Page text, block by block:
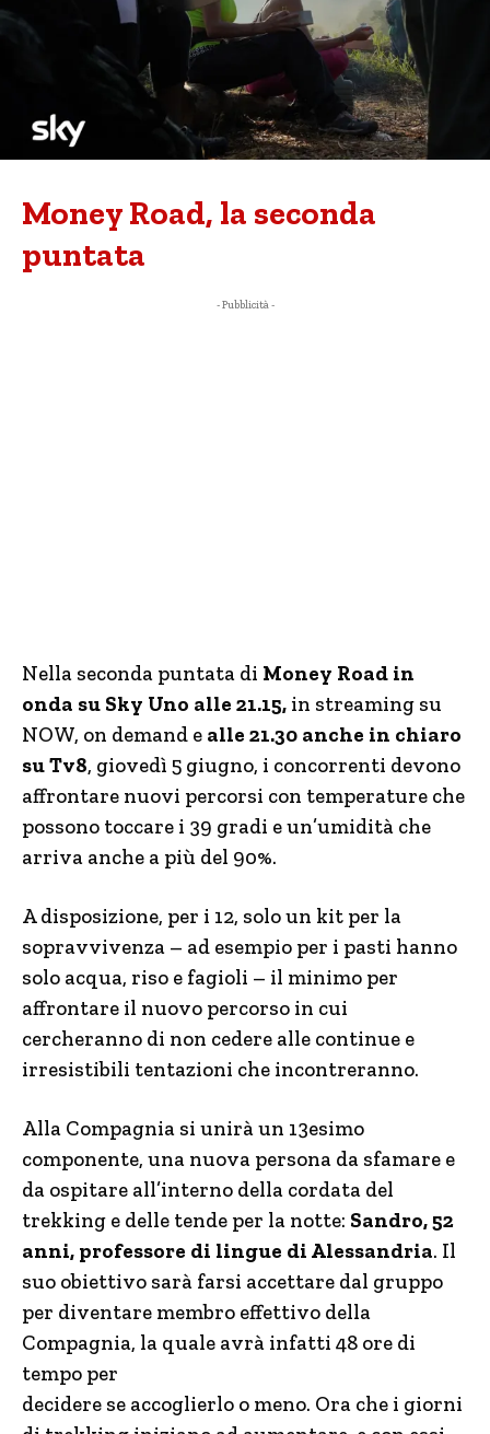
Money Road, la seconda
puntata
- Pubblicità -
Nella seconda puntata di Money Road in
onda su Sky Uno alle 21.15, in streaming su
NOW, on demand e alle 21.30 anche in chiaro
su Tv8, giovedì 5 giugno, i concorrenti devono
affrontare nuovi percorsi con temperature che
possono toccare i 39 gradi e un’umidità che
arriva anche a più del 90%.
A disposizione, per i 12, solo un kit per la
sopravvivenza – ad esempio per i pasti hanno
solo acqua, riso e fagioli – il minimo per
affrontare il nuovo percorso in cui
cercheranno di non cedere alle continue e
irresistibili tentazioni che incontreranno.
Alla Compagnia si unirà un 13esimo
componente, una nuova persona da sfamare e
da ospitare all’interno della cordata del
trekking e delle tende per la notte: Sandro, 52
anni, professore di lingue di Alessandria. Il
suo obiettivo sarà farsi accettare dal gruppo
per diventare membro effettivo della
Compagnia, la quale avrà infatti 48 ore di
tempo per
decidere se accoglierlo o meno. Ora che i giorni